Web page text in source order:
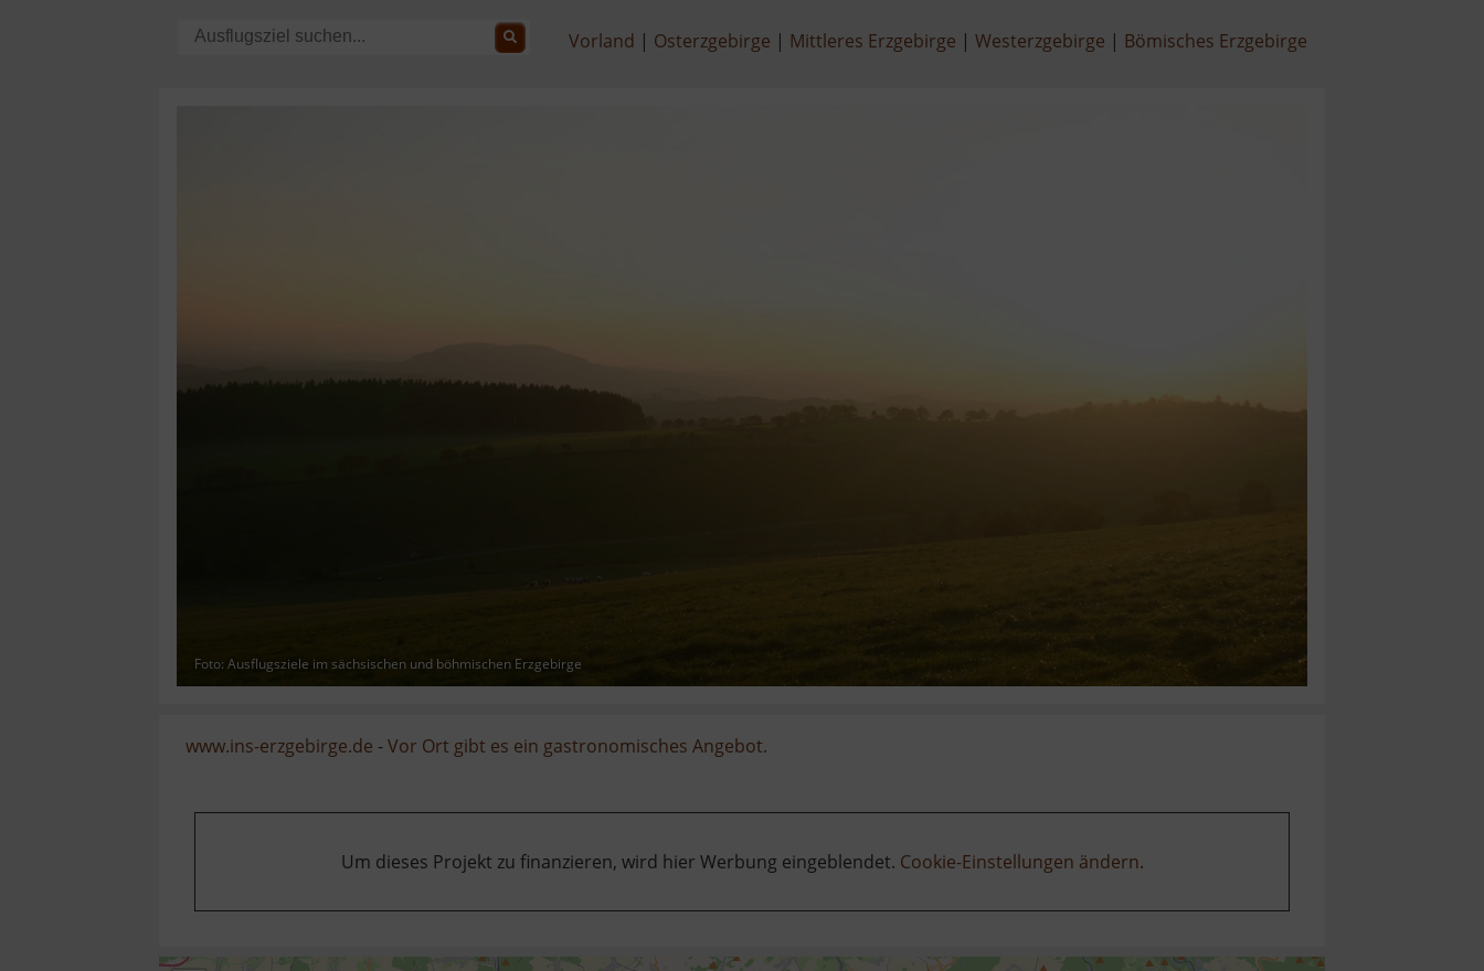
Vorland Osterzgebirge Mittleres Erzgebirge Westerzgebirge Bömisches Erzgebirge
Foto: Ausflugsziele im sächsischen und böhmischen Erzgebirge
www.ins-erzgebirge.de -Vor Ort gibt es ein gastronomisches Angebot.
Um dieses Projekt zu finanzieren, wird hier Werbung eingeblendet. Cookie-Einstellungen ändern.